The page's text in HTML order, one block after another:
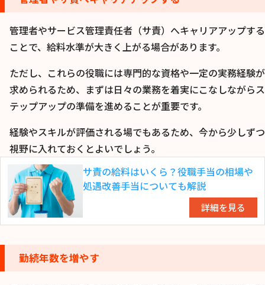
管理者やサービス管理責任者（サ責）へキャリアアップする
ことで、給料水準が大きく上がる場合があります。
ただし、これらの役職には専門的な資格や一定の実務経験が
求められるため、まずは日々の業務を着実にこなしながらス
テップアップの準備を進めることが重要です。
経験やスキルが評価される場でもあるため、今から少しずつ
視野に入れておくとよいでしょう。
サ責の給料はいくら？役職手当の相場や
処遇改善手当についても解説
詳細を見る
勤続年数を増やす